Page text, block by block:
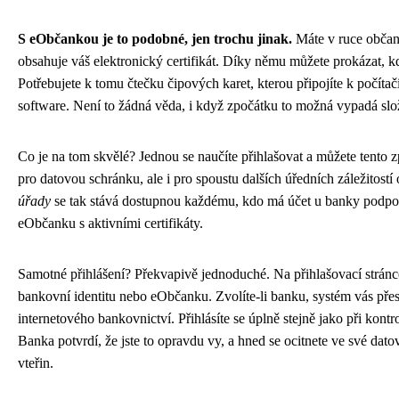
S eObčankou je to podobné, jen trochu jinak. Máte v ruce
obsahuje váš elektronický certifikát. Díky němu můžete prokázat,
Potřebujete k tomu čtečku čipových karet, kterou připojíte k
software. Není to žádná věda, i když zpočátku to možná vypadá
Co je na tom skvělé? Jednou se naučíte přihlašovat a můžete tento
pro datovou schránku, ale i pro spoustu dalších úředních
úřady se tak stává dostupnou každému, kdo má účet u banky
eObčanku s aktivními certifikáty.
Samotné přihlášení? Překvapivě jednoduché. Na přihlašovací
bankovní identitu nebo eObčanku. Zvolíte-li banku, systém vás
internetového bankovnictví. Přihlásíte se úplně stejně jako při
Banka potvrdí, že jste to opravdu vy, a hned se ocitnete ve své
vteřin.